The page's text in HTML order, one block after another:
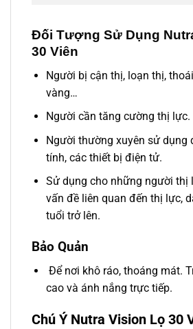
Đối Tượng Sử Dụng
30 Viên
Người bị cận thị, loạn thị,
vàng…
Người cần tăng cường thị lực.
Người thường xuyên sử dụng
tính, các thiết bị điện tử.
Sử dụng cho những người thị
vấn đề liên quan đến thị lực,
tuổi trở lên.
Bảo Quản
Để nơi khô ráo, thoáng mát.
cao và ánh nắng trực tiếp.
Chú Ý Nutra Vision Lọ 30